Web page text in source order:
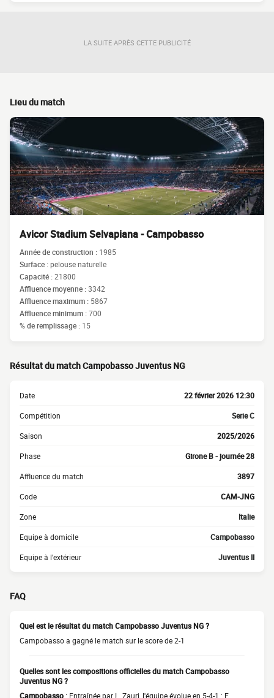
LA SUITE APRÈS CETTE PUBLICITÉ
Lieu du match
Avicor Stadium Selvapiana - Campobasso
Année de construction : 1985
Surface :pelouse naturelle
Capacité :21800
Affluence moyenne :3342
Affluence maximum : 5867
Affluence minimum :700
% de remplissage : 15
Résultat du match Campobasso Juventus NG
Date 22 février 2026 12:30
Compétition Serie C
Saison 2025/2026
Phase Girone B - journée 28
Affluence du match 3897
Code CAM-JNG
Zone Italie
Equipe à domicile Campobasso
Equipe à l'extérieur Juventus II
FAQ
Quel est le résultat du match Campobasso Juventus NG ?
Campobasso a gagné le match sur le score de 2-1
Quelles sont les compositions officielles du match Campobasso
Juventus NG ?
Campobasso : Entraînée par L. Zauri, l'équipe évolue en 5-4-1 : E.